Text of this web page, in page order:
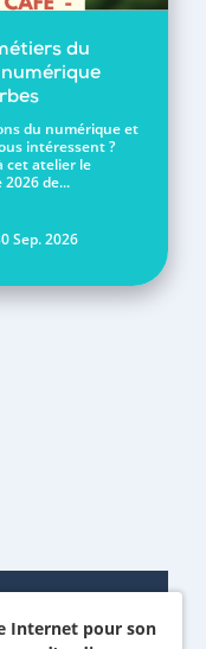
du
du numérique et
intéressent ?
cet atelier le
de...
Sep. 2026
Internet pour son